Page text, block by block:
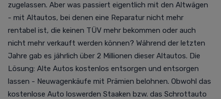
zugelassen. Aber was passiert eigentlich mit den Altwägen
- mit Altautos, bei denen eine Reparatur nicht mehr
rentabel ist, die keinen TÜV mehr bekommen oder auch
nicht mehr verkauft werden können? Während der letzten
Jahre gab es jährlich über 2 Millionen dieser Altautos. Die
Lösung: Alte Autos kostenlos entsorgen und entsorgen
lassen - Neuwagenkäufe mit Prämien belohnen. Obwohl das
kostenlose Auto loswerden Staaken bzw. das Schrottauto